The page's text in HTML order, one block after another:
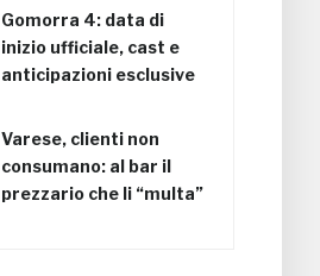
Gomorra 4: data di
inizio ufficiale, cast e
anticipazioni esclusive
Varese, clienti non
consumano: al bar il
prezzario che li “multa”